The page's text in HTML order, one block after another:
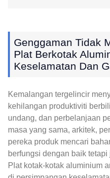
Genggaman Tidak
Plat Berkotak
Keselamatan Dan
Kemalangan tergelincir
kehilangan produktiviti
undang, dan perbelanjaan
masa yang sama, arkitek,
pereka produk mencari
berfungsi dengan baik
Plat kotak-kotak aluminium